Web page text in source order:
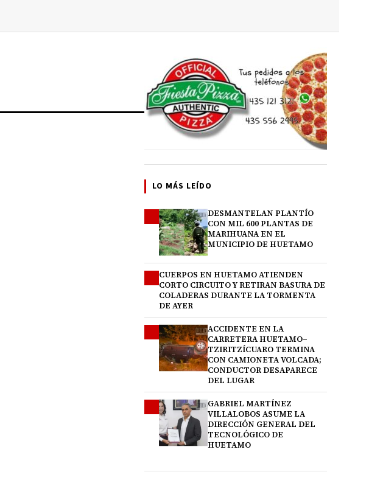
LO MÁS LEÍDO
DESMANTELAN PLANTÍO
CON MIL 600 PLANTAS DE
MARIHUANA EN EL
MUNICIPIO DE HUETAMO
CUERPOS EN HUETAMO ATIENDEN
CORTO CIRCUITO Y RETIRAN BASURA DE
COLADERAS DURANTE LA TORMENTA
DE AYER
ACCIDENTE EN LA
CARRETERA HUETAMO–
TZIRITZÍCUARO TERMINA
CON CAMIONETA VOLCADA;
CONDUCTOR DESAPARECE
DEL LUGAR
GABRIEL MARTÍNEZ
VILLALOBOS ASUME LA
DIRECCIÓN GENERAL DEL
TECNOLÓGICO DE
HUETAMO